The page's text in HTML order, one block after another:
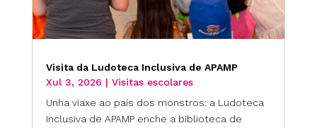
Visita da Ludoteca Inclusiva de APAMP
Xul 3, 2026 | Visitas escolares
Unha viaxe ao país dos monstros: a Ludoteca
Inclusiva de APAMP enche a biblioteca de